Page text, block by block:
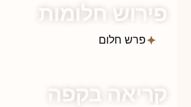
פירוש חלומות
פרש חלום
קריאה בקפה